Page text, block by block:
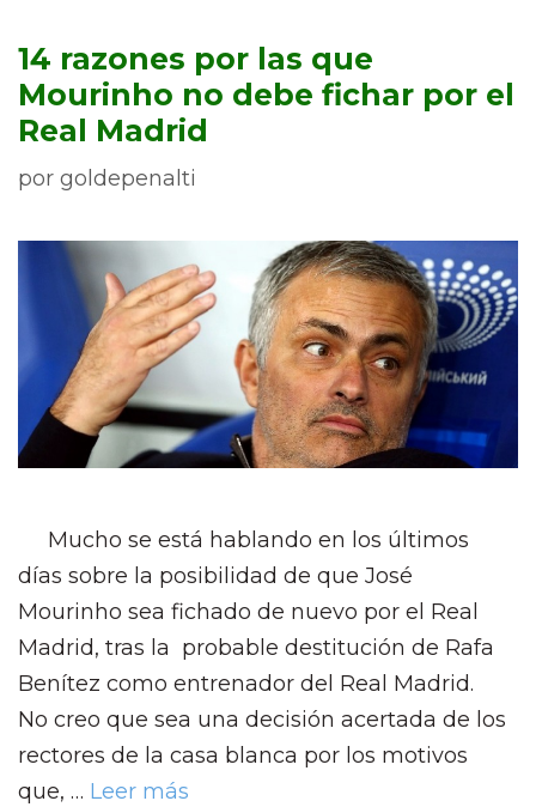
14 razones por las que
Mourinho no debe fichar por el
Real Madrid
por goldepenalti
Mucho se está hablando en los últimos
días sobre la posibilidad de que José
Mourinho sea fichado de nuevo por el Real
Madrid, tras la probable destitución de Rafa
Benítez como entrenador del Real Madrid.
No creo que sea una decisión acertada de los
rectores de la casa blanca por los motivos
que, … Leer más